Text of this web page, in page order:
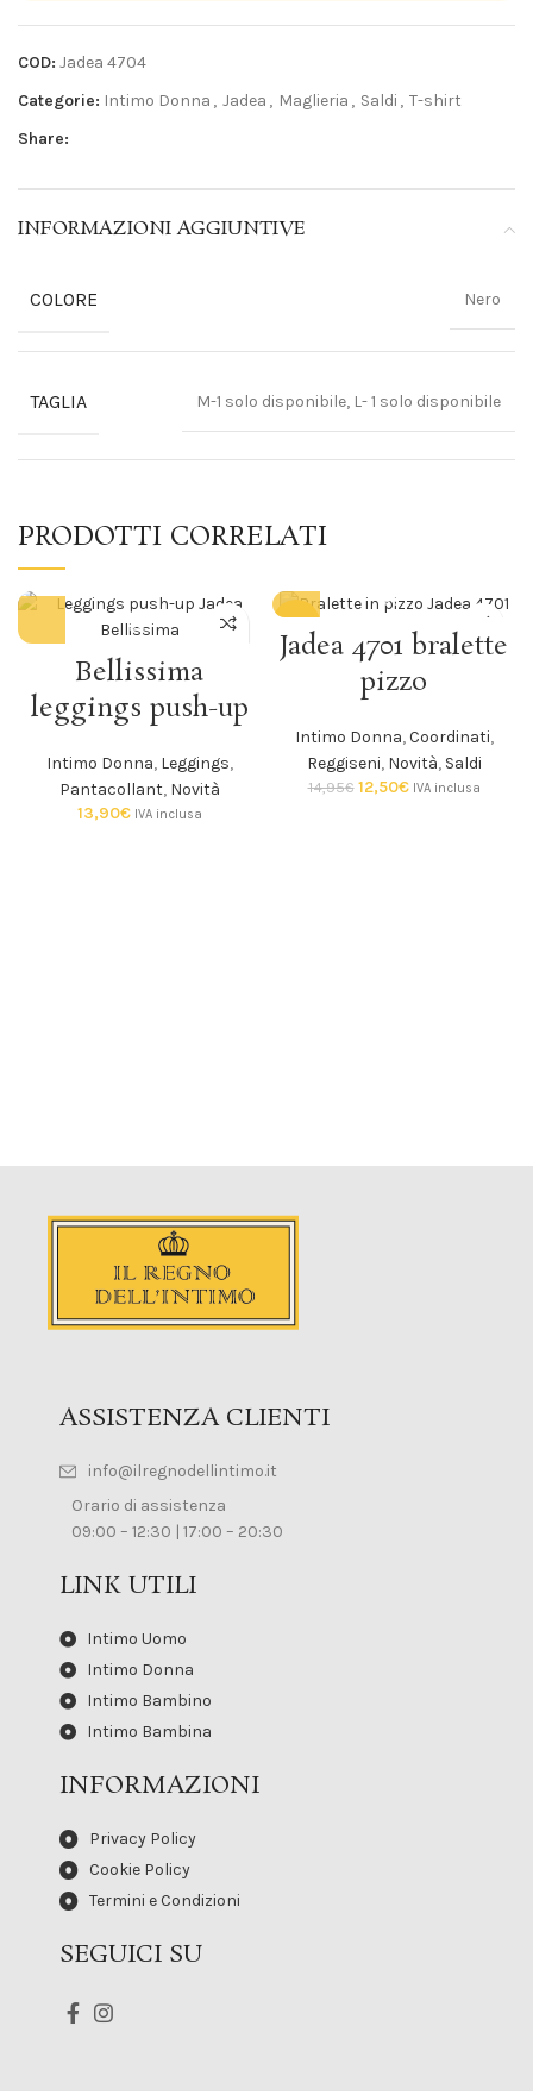
COD: Jadea 4704
Categorie: Intimo Donna , Jadea , Maglieria , Saldi , T-shirt
Share:
INFORMAZIONI AGGIUNTIVE
COLORE Nero
TAGLIA M-1 solo disponibile, L- 1 solo disponibile
PRODOTTI CORRELATI
Bellissima
leggings push-up
Intimo Donna, Leggings,
Pantacollant, Novità
13,90€ IVA inclusa
Jadea 4701 bralette
pizzo
Intimo Donna,Coordinati,
Reggiseni, Novità, Saldi
14,95€ 12,50€ IVA inclusa
ASSISTENZA CLIENTI
info@ilregnodellintimo.it
Orario di assistenza
09:00 – 12:30 | 17:00 – 20:30
LINK UTILI
Intimo Uomo
Intimo Donna
Intimo Bambino
Intimo Bambina
INFORMAZIONI
Privacy Policy
Cookie Policy
Termini e Condizioni
SEGUICI SU